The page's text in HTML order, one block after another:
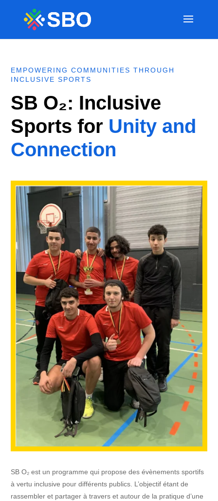
EMPOWERING COMMUNITIES THROUGH
INCLUSIVE SPORTS
SB O₂: Inclusive
Sports for Unity and
Connection
SB O₂ est un programme qui propose des évènements sportifs
à vertu inclusive pour différents publics. L’objectif étant de
rassembler et partager à travers et autour de la pratique d’une